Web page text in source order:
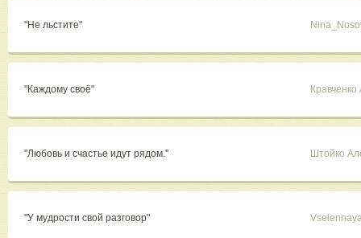
"Не льстите"
"Каждому своё"
"Любовь и счастье идут рядом." Штойко
"У мудрости свой разговор"